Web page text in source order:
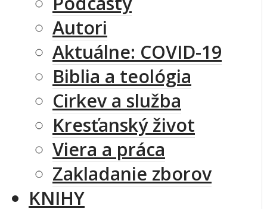
Autori
Aktuálne: COVID-19
Biblia a teológia
Cirkev a služba
Kresťanský život
Viera a práca
Zakladanie zborov
KNIHY